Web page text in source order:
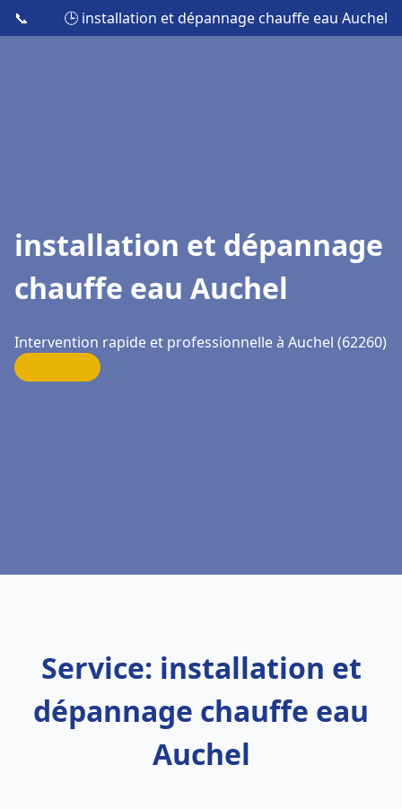
📞 🕒 installation et dépannage chauffe eau Auchel
installation et dépannage
chauffe eau Auchel
Intervention rapide et professionnelle à Auchel (62260)
Service: installation et
dépannage chauffe eau
Auchel